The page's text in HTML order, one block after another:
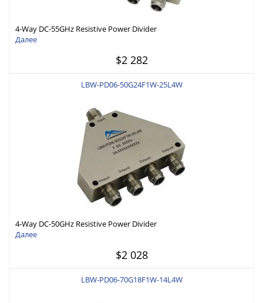
4-Way DC-55GHz Resistive Power Divider
Далее
$2 282
LBW-PD06-50G24F1W-25L4W
4-Way DC-50GHz Resistive Power Divider
Далее
$2 028
LBW-PD06-70G18F1W-14L4W